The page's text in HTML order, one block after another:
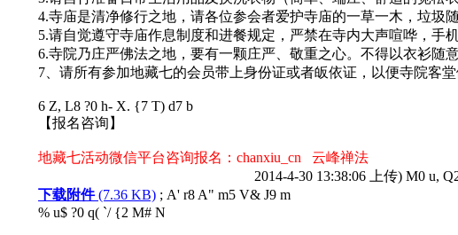
4.寺庙是清净修行之地，请各位参会者爱护寺庙的一草一木，垃圾
5.请自觉遵守寺庙作息制度和进餐规定，严禁在寺内大声喧哗，手
6.寺院乃庄严佛法之地，要有一颗庄严、敬重之心。不得以衣衫随
7、请所有参加地藏七的会员带上身份证或者皈依证，以便寺院客堂
6 Z, L8 ?0 h- X. {7 T) d7 b
【报名咨询】
地藏七活动微信平台咨询报名：chanxiu_cn 云峰禅法
2014-4-30 13:38:06 上传) M0 u,
下载附件(7.36 KB) ; A' r8 A" m5 V& J9 m
% u$ ?0 q( `/ {2 M# N